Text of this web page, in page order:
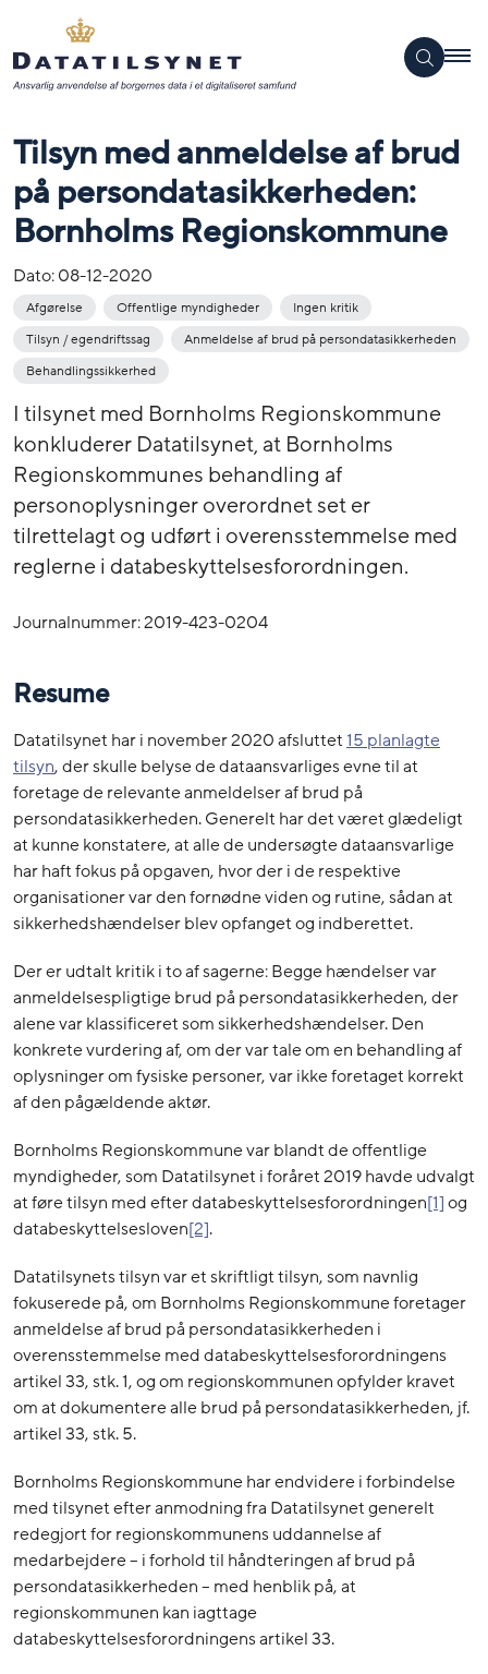
Tilsyn med anmeldelse af brud
på persondatasikkerheden:
Bornholms Regionskommune
Dato:08-12-2020
Afgørelse Offentlige myndigheder
Ingen kritik
Tilsyn / egendriftssag
Anmeldelse af brud på persondatasikkerheden
Behandlingssikkerhed
I tilsynet med Bornholms Regionskommune
konkluderer Datatilsynet, at Bornholms
Regionskommunes behandling af
personoplysninger overordnet set er
tilrettelagt og udført i overensstemmelse med
reglerne i databeskyttelsesforordningen.
Journalnummer: 2019-423-0204
Resume
Datatilsynet har i november 2020 afsluttet15 planlagte
tilsyn, der skulle belyse de dataansvarliges evne til at
foretage de relevante anmeldelser af brud på
persondatasikkerheden. Generelt har det været glædeligt
at kunne konstatere, at alle de undersøgte dataansvarlige
har haft fokus på opgaven, hvor der i de respektive
organisationer var den fornødne viden og rutine, sådan at
sikkerhedshændelser blev opfanget og indberettet.
Der er udtalt kritik i to af sagerne: Begge hændelser var
anmeldelsespligtige brud på persondatasikkerheden, der
alene var klassificeret som sikkerhedshændelser. Den
konkrete vurdering af, om der var tale om en behandling af
oplysninger om fysiske personer, var ikke foretaget korrekt
af den pågældende aktør.
Bornholms Regionskommune var blandt de offentlige
myndigheder, som Datatilsynet i foråret 2019 havde udvalgt
at føre tilsyn med efter databeskyttelsesforordningen[1]og
databeskyttelsesloven[2].
Datatilsynets tilsyn var et skriftligt tilsyn, som navnlig
fokuserede på, om Bornholms Regionskommune foretager
anmeldelse af brud på persondatasikkerheden i
overensstemmelse med databeskyttelsesforordningens
artikel 33, stk. 1, og om regionskommunen opfylder kravet
om at dokumentere alle brud på persondatasikkerheden, jf.
artikel 33, stk. 5.
Bornholms Regionskommune har endvidere i forbindelse
med tilsynet efter anmodning fra Datatilsynet generelt
redegjort for regionskommunens uddannelse af
medarbejdere – i forhold til håndteringen af brud på
persondatasikkerheden – med henblik på, at
regionskommunen kan iagttage
databeskyttelsesforordningens artikel 33.